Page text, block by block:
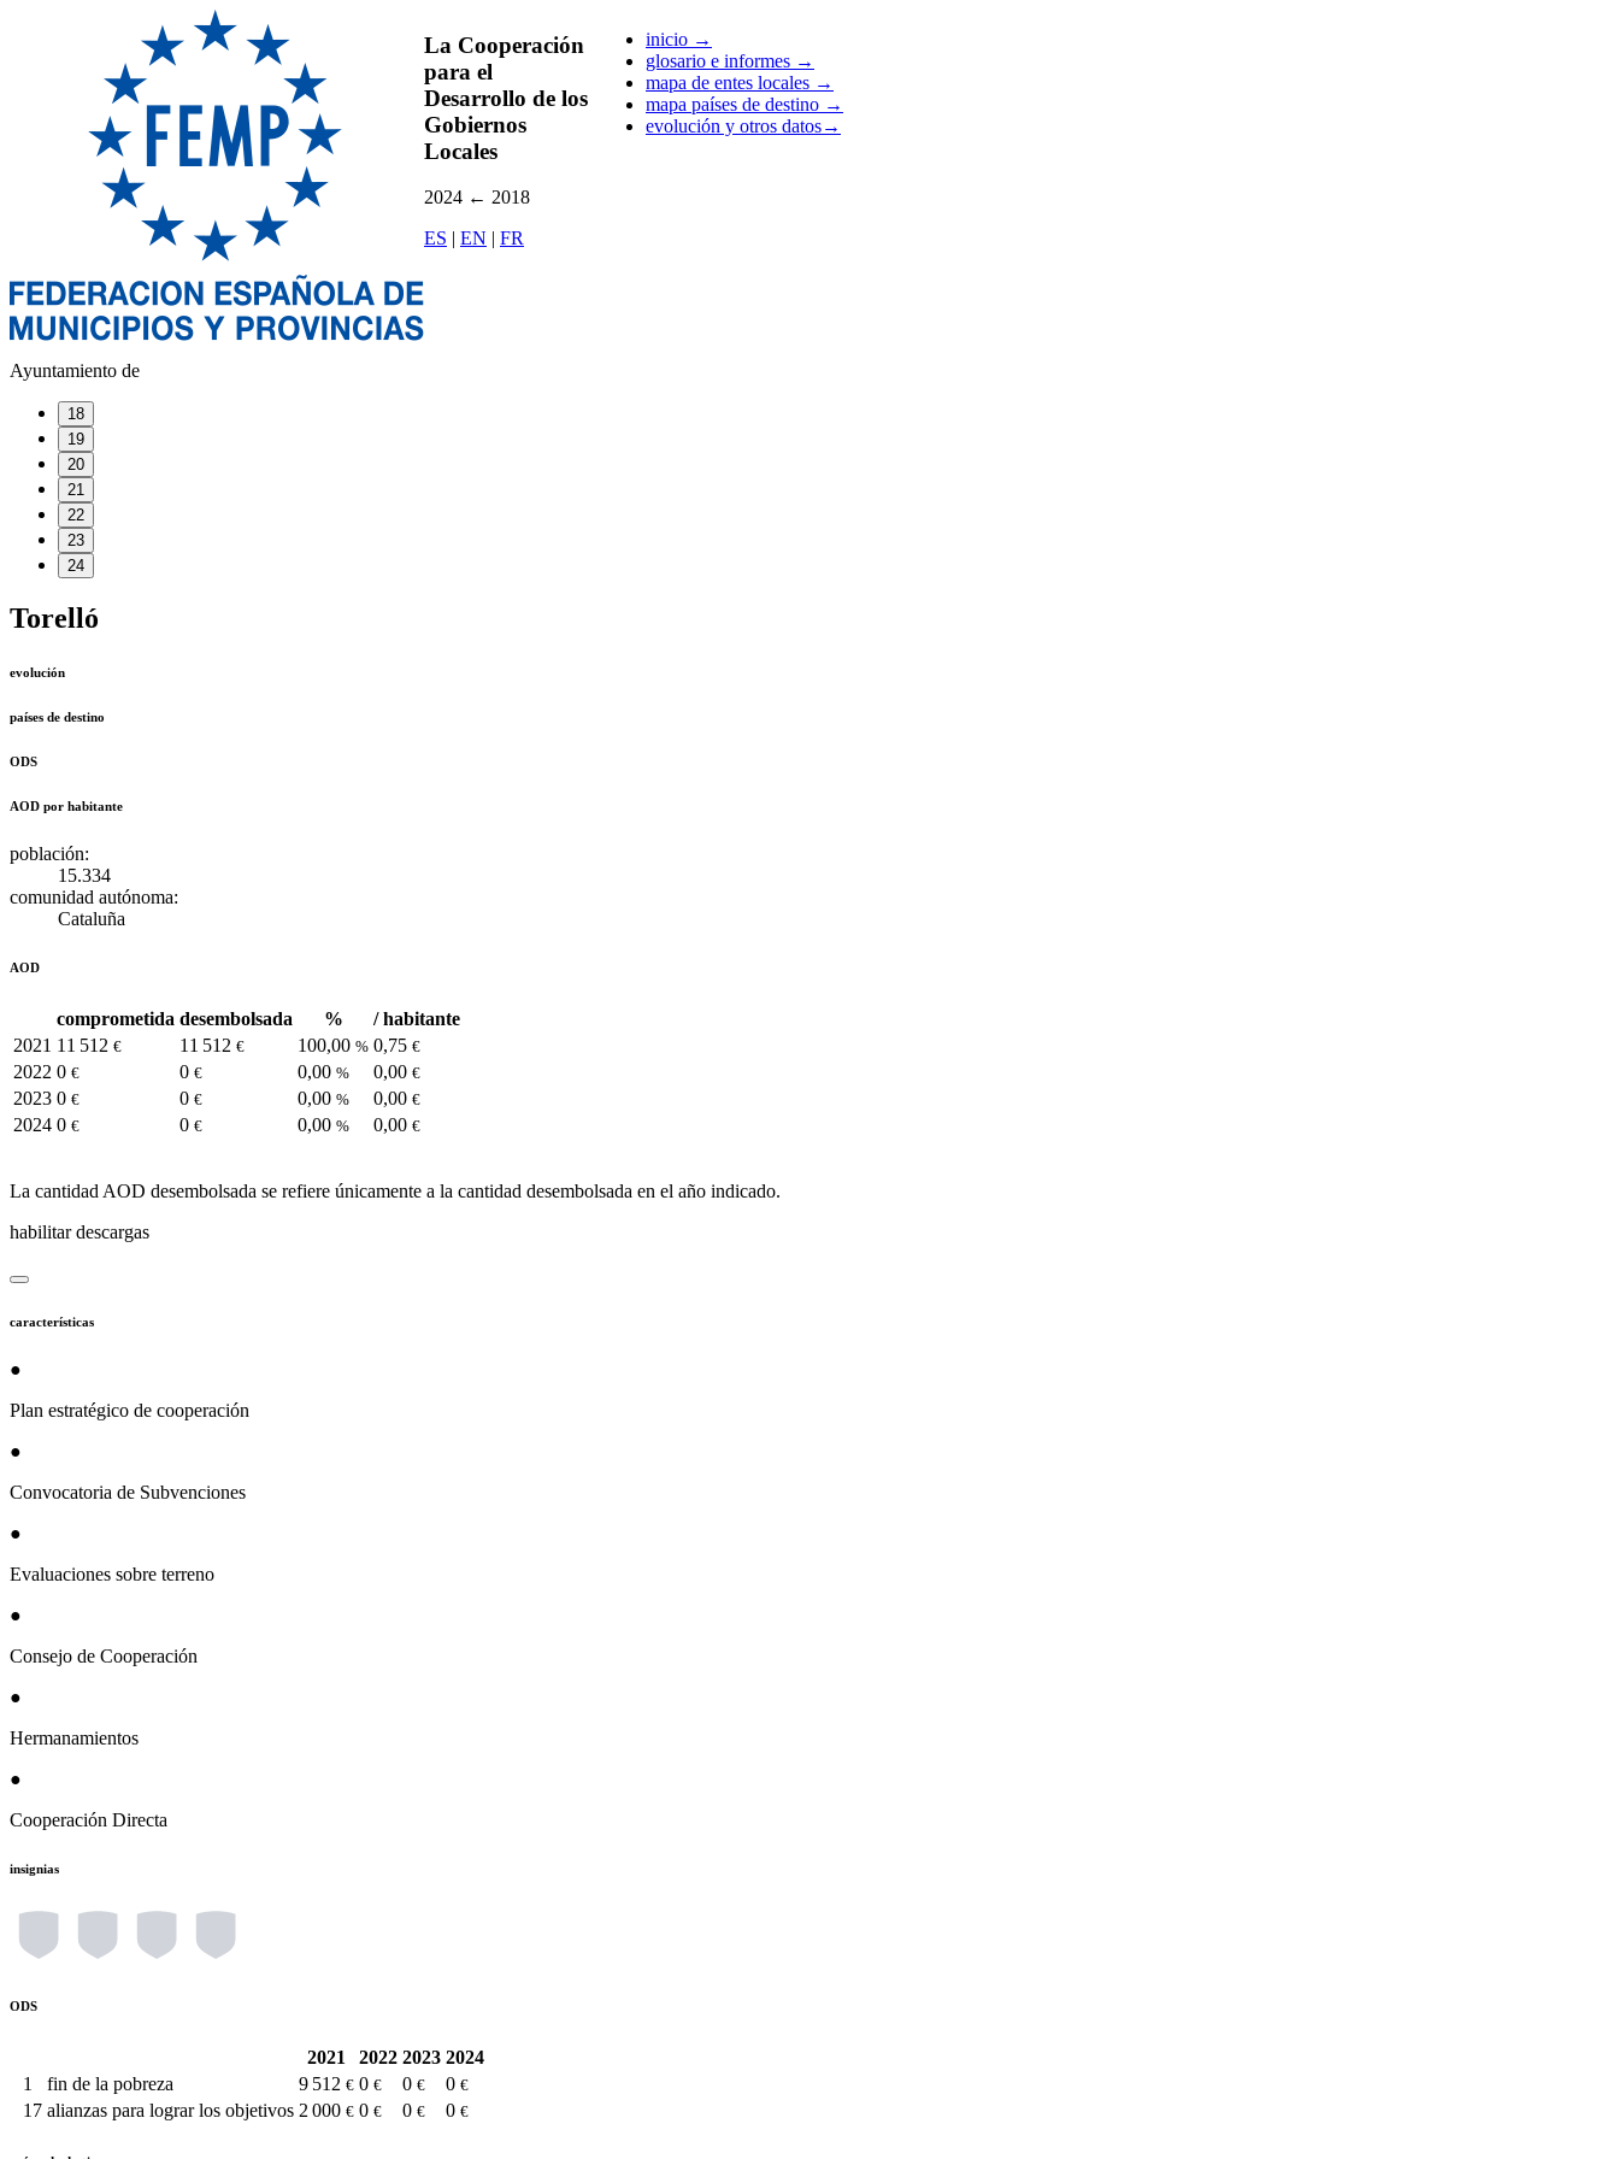
La Cooperación
para el
Desarrollo de los
Gobiernos
Locales
2024 ← 2018
ES | EN | FR
inicio →
glosario e informes →
mapa de entes locales →
mapa países de destino →
evolución y otros datos→
Ayuntamiento de
18
19
20
21
22
23
24
Torelló
evolución
países de destino
ODS
AOD por habitante
población:
15.334
comunidad autónoma:
Cataluña
AOD
comprometida desembolsada %
/ habitante
2021 11 512 € 11 512 € 100,00 % 0,75 €
2022 0 € 0 € 0,00 % 0,00 €
2023 0 € 0 € 0,00 % 0,00 €
2024 0 € 0 € 0,00 % 0,00 €
La cantidad AOD desembolsada se refiere únicamente a la cantidad desembolsada en el año indicado.
habilitar descargas
características
●
Plan estratégico de cooperación
●
Convocatoria de Subvenciones
●
Evaluaciones sobre terreno
●
Consejo de Cooperación
●
Hermanamientos
●
Cooperación Directa
insignias
ODS
2021 2022 2023 2024
1
fin de la pobreza 9 512 € 0 € 0 € 0 €
17 alianzas para lograr los objetivos 2 000 € 0 € 0 € 0 €